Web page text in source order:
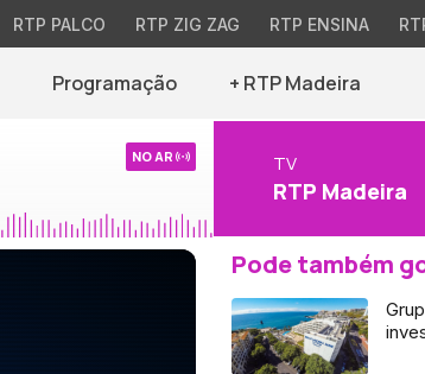
RTP PALCO RTP ZIG ZAG RTP ENSINA
Programação + RTP Madeira
NO AR TV
RTP Madeira
Pode também